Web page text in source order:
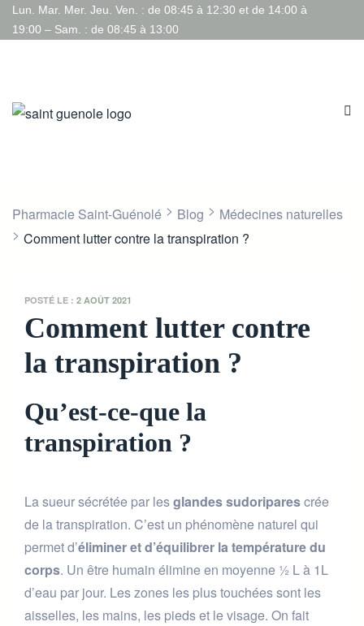
Lun. Mar. Mer. Jeu. Ven. : de 08:45 à 12:30 et de 14:00 à
19:00 – Sam. : de 08:45 à 13:00
Pharmacie Saint-Guénolé > Blog > Médecines naturelles
> Comment lutter contre la transpiration ?
POSTÉ LE : 2 AOÛT 2021
Comment lutter contre
la transpiration ?
Qu’est-ce-que la
transpiration ?
La sueur sécrétée par lesglandes sudoriparescrée
de la transpiration. C’est un phénomène naturel qui
permet d’éliminer et d’équilibrer la température du
corps. Un être humain élimine en moyenne ½ L à 1L
d’eau par jour. Les zones les plus touchées sont les
aisselles, les mains, les pieds et le visage. On fait